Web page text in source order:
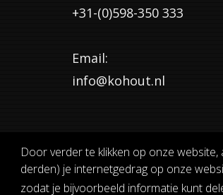
Door verder te klikken op onze
derden) je internetgedrag op onze
zodat je bijvoorbeeld informatie kunt
+31-(0)598-350 333
Email:
info@kohout.nl